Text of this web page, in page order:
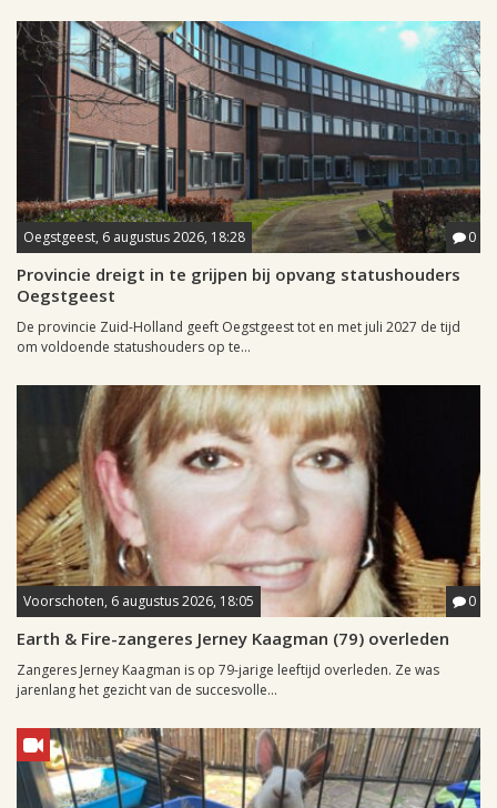
Oegstgeest, 6 augustus 2026, 18:28 0
Provincie dreigt in te grijpen bij opvang statushouders
Oegstgeest
De provincie Zuid-Holland geeft Oegstgeest tot en met juli 2027 de tijd
om voldoende statushouders op te...
Voorschoten, 6 augustus 2026, 18:05 0
Earth & Fire-zangeres Jerney Kaagman (79) overleden
Zangeres Jerney Kaagman is op 79-jarige leeftijd overleden. Ze was
jarenlang het gezicht van de succesvolle...